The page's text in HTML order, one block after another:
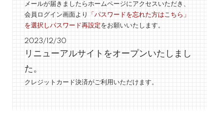
メールが届きましたらホームページにアクセスいただき、
会員ログイン画面より
「パスワードを忘れた方はこちら」
を選択しパスワード再設定をお願いいたします。
2023/12/30
リニューアルサイトをオープンいたしまし
た。
クレジットカード決済がご利用いただけます。